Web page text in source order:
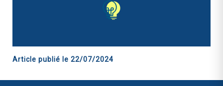
Article publié le 22/07/2024